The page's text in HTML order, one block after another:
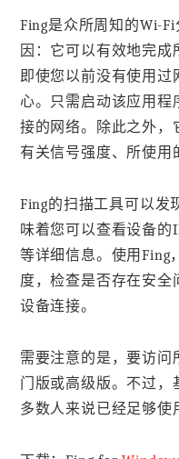
Fing是众所周知的Wi-
因：它可以有效地完成
即使您以前没有使用过
心。只需启动该应用程
接的网络。除此之外，
有关信号强度、所使用
Fing的扫描工具可以发
味着您可以查看设备的
等详细信息。使用Fing
度，检查是否存在安全
设备连接。
需要注意的是，要访问
门版或高级版。不过，
多数人来说已经足够使